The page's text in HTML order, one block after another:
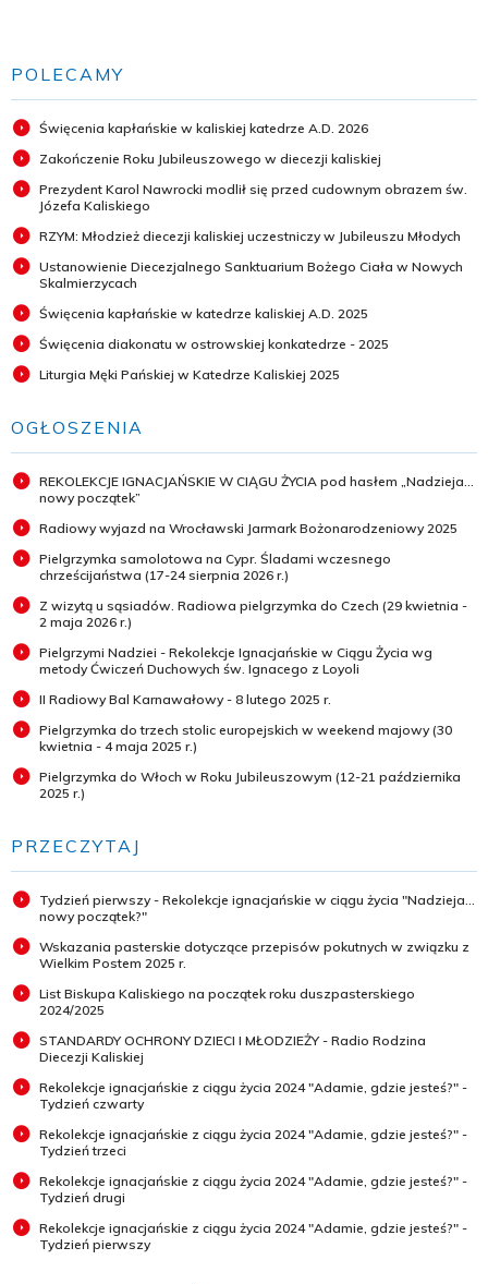
POLECAMY
Święcenia kapłańskie w kaliskiej katedrze A.D. 2026
Zakończenie Roku Jubileuszowego w diecezji kaliskiej
Prezydent Karol Nawrocki modlił się przed cudownym obrazem św.
Józefa Kaliskiego
RZYM: Młodzież diecezji kaliskiej uczestniczy w Jubileuszu Młodych
Ustanowienie Diecezjalnego Sanktuarium Bożego Ciała w Nowych
Skalmierzycach
Święcenia kapłańskie w katedrze kaliskiej A.D. 2025
Święcenia diakonatu w ostrowskiej konkatedrze - 2025
Liturgia Męki Pańskiej w Katedrze Kaliskiej 2025
OGŁOSZENIA
REKOLEKCJE IGNACJAŃSKIE W CIĄGU ŻYCIA pod hasłem „Nadzieja...
nowy początek”
Radiowy wyjazd na Wrocławski Jarmark Bożonarodzeniowy 2025
Pielgrzymka samolotowa na Cypr. Śladami wczesnego
chrześcijaństwa (17-24 sierpnia 2026 r.)
Z wizytą u sąsiadów. Radiowa pielgrzymka do Czech (29 kwietnia -
2 maja 2026 r.)
Pielgrzymi Nadziei - Rekolekcje Ignacjańskie w Ciągu Życia wg
metody Ćwiczeń Duchowych św. Ignacego z Loyoli
II Radiowy Bal Karnawałowy - 8 lutego 2025 r.
Pielgrzymka do trzech stolic europejskich w weekend majowy (30
kwietnia - 4 maja 2025 r.)
Pielgrzymka do Włoch w Roku Jubileuszowym (12-21 października
2025 r.)
PRZECZYTAJ
Tydzień pierwszy - Rekolekcje ignacjańskie w ciągu życia "Nadzieja...
nowy początek?"
Wskazania pasterskie dotyczące przepisów pokutnych w związku z
Wielkim Postem 2025 r.
List Biskupa Kaliskiego na początek roku duszpasterskiego
2024/2025
STANDARDY OCHRONY DZIECI I MŁODZIEŻY - Radio Rodzina
Diecezji Kaliskiej
Rekolekcje ignacjańskie z ciągu życia 2024 "Adamie, gdzie jesteś?" -
Tydzień czwarty
Rekolekcje ignacjańskie z ciągu życia 2024 "Adamie, gdzie jesteś?" -
Tydzień trzeci
Rekolekcje ignacjańskie z ciągu życia 2024 "Adamie, gdzie jesteś?" -
Tydzień drugi
Rekolekcje ignacjańskie z ciągu życia 2024 "Adamie, gdzie jesteś?" -
Tydzień pierwszy